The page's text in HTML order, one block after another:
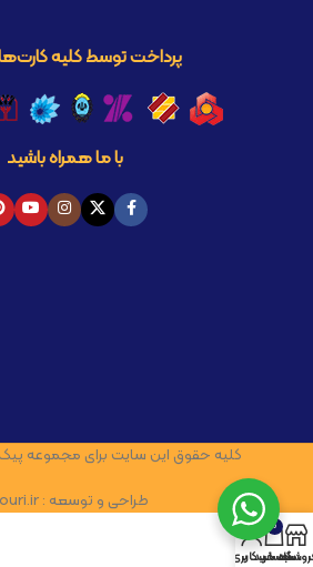
پرداخت توسط کلیه
با ما همراه باشید
کلیه حقوق این سایت برای مجموعه
طراحی و توسعه : hnouri.ir
0
سبد خرید
حساب کاربری من